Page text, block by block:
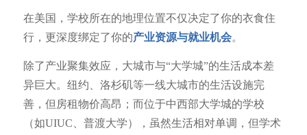
在美国，学校所在的地理位置不仅决定了你的衣食住
行，更深度绑定了你的产业资源与就业机会。
除了产业聚集效应，大城市与“大学城”的生活成本差
异巨大。纽约、洛杉矶等一线大城市的生活设施完
善，但房租物价高昂；而位于中西部大学城的学校
（如UIUC、普渡大学），虽然生活相对单调，但学术